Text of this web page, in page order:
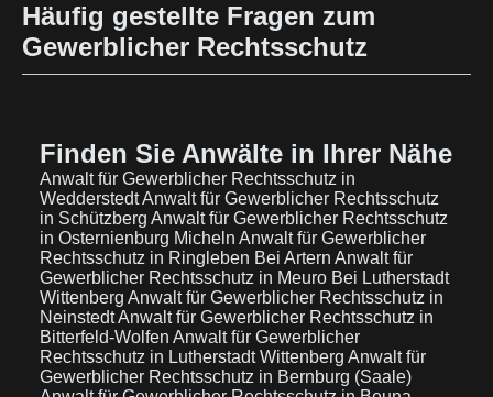
Häufig gestellte Fragen zum
Gewerblicher Rechtsschutz
Finden Sie Anwälte in Ihrer Nähe
Anwalt für Gewerblicher Rechtsschutz in
WedderstedtAnwalt für Gewerblicher Rechtsschutz
in Schützberg Anwalt für Gewerblicher Rechtsschutz
in Osternienburg Micheln Anwalt für Gewerblicher
Rechtsschutz in Ringleben Bei Artern Anwalt für
Gewerblicher Rechtsschutz in Meuro Bei Lutherstadt
Wittenberg Anwalt für Gewerblicher Rechtsschutz in
NeinstedtAnwalt für Gewerblicher Rechtsschutz in
Bitterfeld-Wolfen Anwalt für Gewerblicher
Rechtsschutz in Lutherstadt Wittenberg Anwalt für
Gewerblicher Rechtsschutz in Bernburg (Saale)